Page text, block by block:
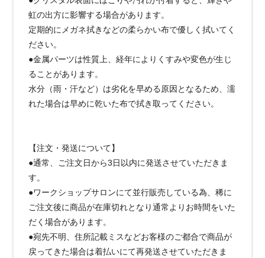
虹の出方に影響する場合があります。
定期的にメガネ拭きなどの柔らかい布で優しく拭いてく
ださい。
●金属パーツは性質上、経年によりくすみや変色が生じ
ることがあります。
水分（雨・汗など）は劣化を早める原因となるため、濡
れた場合は早めに乾いた布で拭き取ってください。
【注文・発送について】
●通常、ご注文日から3日以内に発送させていただきま
す。
●ワークショップサロンにて並行販売している為、稀に
ご注文後に商品が在庫切れとなり通常よりお時間をいた
だく場合があります。
●宛先不明、住所記載ミスなどお客様のご都合で商品が
戻ってきた場合は着払いにて再発送させていただきま